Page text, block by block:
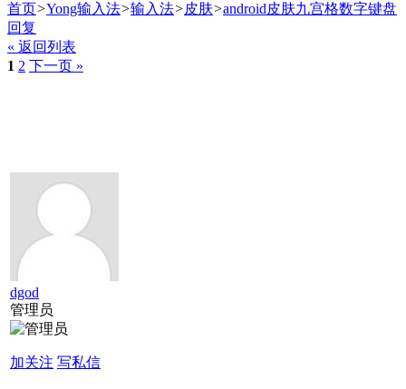
首页>Yong输入法>输入法>皮肤>android皮肤九宫格数字键盘
回复
« 返回列表
1 2 下一页 »
dgod
管理员
加关注 写私信